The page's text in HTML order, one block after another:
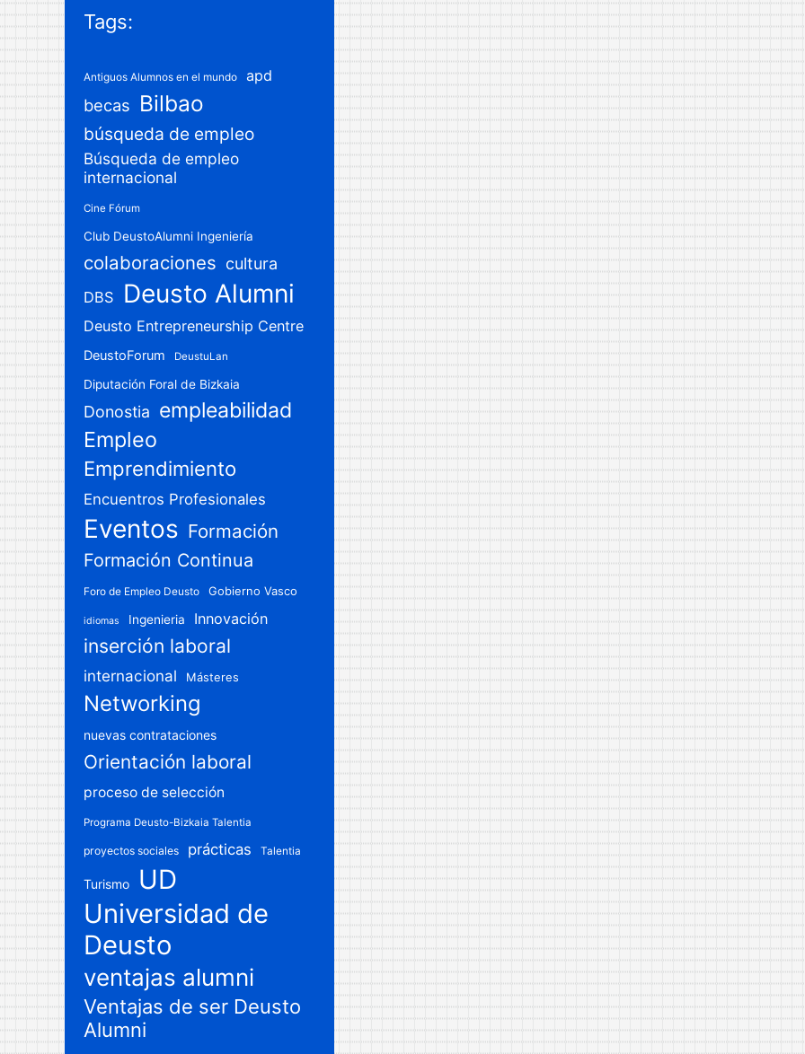
Tags:
Antiguos Alumnos en el mundo apd
becas Bilbao
búsqueda de empleo
Búsqueda de empleo
internacional
Cine Fórum
Club DeustoAlumni Ingeniería
colaboraciones cultura
DBS Deusto Alumni
Deusto Entrepreneurship Centre
DeustoForum DeustuLan
Diputación Foral de Bizkaia
Donostia empleabilidad
Empleo
Emprendimiento
Encuentros Profesionales
Eventos Formación
Formación Continua
Foro de Empleo Deusto Gobierno Vasco
idiomas Ingenieria Innovación
inserción laboral
internacional Másteres
Networking
nuevas contrataciones
Orientación laboral
proceso de selección
Programa Deusto-Bizkaia Talentia
proyectos sociales prácticas Talentia
Turismo
UD
Universidad de
Deusto
ventajas alumni
Ventajas de ser Deusto
Alumni